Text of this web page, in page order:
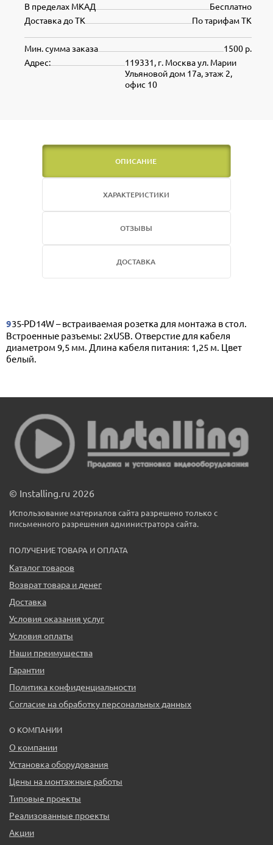
Бесплатно
В пределах МКАД
По тарифам ТК
Доставка до ТК
1500 р.
Мин. сумма заказа
119331, г. Москва ул. Марии
Ульяновой дом 17а, этаж 2,
офис 10
Адрес:
ОПИСАНИЕ
ХАРАКТЕРИСТИКИ
ОТЗЫВЫ
ДОСТАВКА
935-PD14W – встраиваемая розетка для монтажа в стол.
Встроенные разъемы: 2xUSB. Отверстие для кабеля
диаметром 9,5 мм. Длина кабеля питания: 1,25 м. Цвет
белый.
© Installing.ru 2026
Использование материалов сайта разрешено только с
письменного разрешения администратора сайта.
ПОЛУЧЕНИЕ ТОВАРА И ОПЛАТА
Каталог товаров
Возврат товара и денег
Доставка
Условия оказания услуг
Условия оплаты
Наши преимущества
Гарантии
Политика конфиденциальности
Согласие на обработку персональных данных
О КОМПАНИИ
О компании
Установка оборудования
Цены на монтажные работы
Типовые проекты
Реализованные проекты
Акции